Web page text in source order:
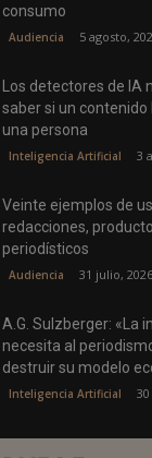
consumo
Audiencia 5 agosto,
Los detectores de IA
saber si un
una persona
Inteligencia Artificial 3
Veinte ejemplos de
redacciones,
periodísticos
Audiencia 31 julio, 2026
A.G. Sulzberger: «La
necesita al
destruir su modelo
Inteligencia Artificial